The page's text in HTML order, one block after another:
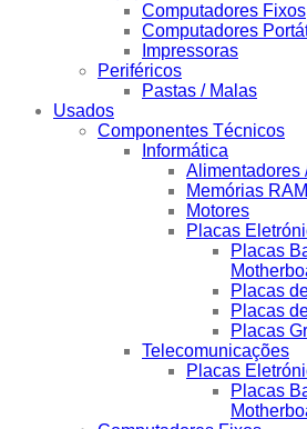
Computadores Fixos
Computadores
Impressoras
Periféricos
Pastas / Malas
Usados
Componentes Técnicos
Informática
Alimentadores
Memórias RAM
Motores
Placas
Placas
Placas
Placas
Placas
Telecomunicações
Placas
Placas